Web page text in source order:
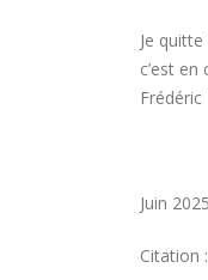
Je
c’est
Juin
Citation